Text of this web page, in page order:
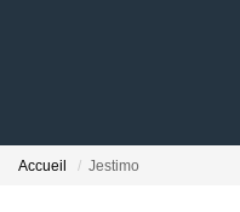
Accueil Jestimo